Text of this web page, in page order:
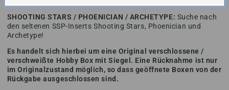
SHOOTING STARS / PHOENICIAN / ARCHETYPE: Suche nach
den seltenen SSP-Inserts Shooting Stars, Phoenician und
Archetype!
Es handelt sich hierbei um eine Original verschlossene /
verschweißte Hobby Box mit Siegel. Eine Rücknahme ist nur
im Originalzustand möglich, so dass geöffnete Boxen von der
Rückgabe ausgeschlossen sind.